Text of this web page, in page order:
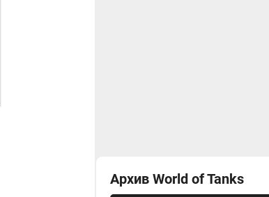
Архив World of Tanks